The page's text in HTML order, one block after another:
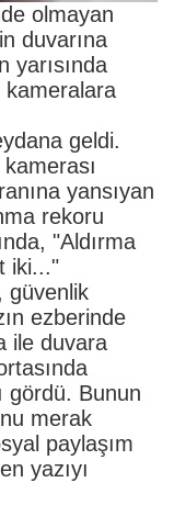
olmayan
duvarına
yarısında
kameralara
geldi.
yansıyan
rekoru
"Aldırma
iki..."
güvenlik
ezberinde
ile duvara
gördü. Bunun
merak
paylaşım
yazıyı